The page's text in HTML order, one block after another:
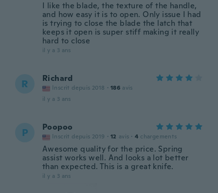
I like the blade, the texture of the handle,
and how easy it is to open. Only issue I had
is trying to close the blade the latch that
keeps it open is super stiff making it really
hard to close
il y a 3 ans
R Richard
Inscrit depuis 2018 · 186 avis
il y a 3 ans
P Poopoo
Inscrit depuis 2019 · 12 avis · 4 chargements
Awesome quality for the price. Spring
assist works well. And looks a lot better
than expected. This is a great knife.
il y a 3 ans